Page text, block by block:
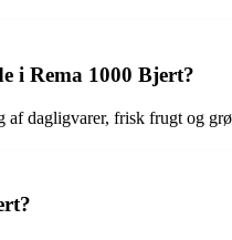
i Rema 1000 Bjert?
dagligvarer, frisk frugt og